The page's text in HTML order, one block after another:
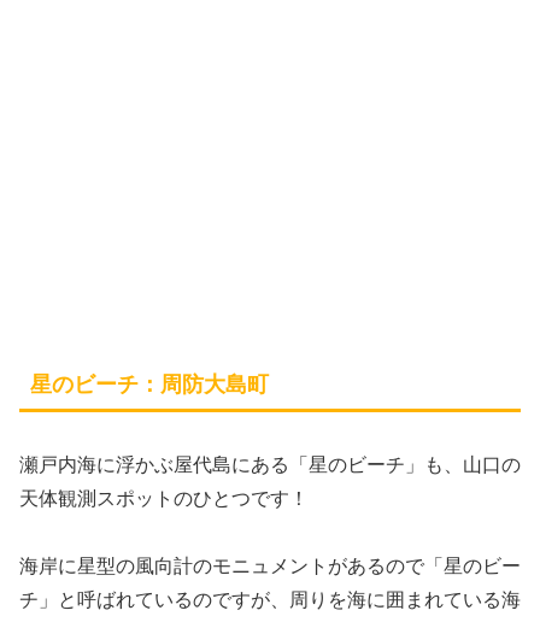
星のビーチ：周防大島町
瀬戸内海に浮かぶ屋代島にある「星のビーチ」
も、山口の
天体観測スポットのひとつです！
海岸に星型の風向計のモニュメントがあるので「星のビー
チ」と呼ばれているのですが、周りを海に囲まれている海